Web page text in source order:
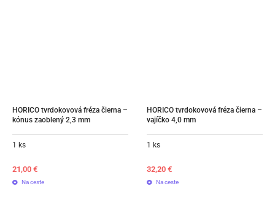
HORICO tvrdokovová fréza čierna –
kónus zaoblený 2,3 mm
1 ks
21,00 €
Na ceste
HORICO tvrdokovová fréza čierna –
vajíčko 4,0 mm
1 ks
32,20 €
Na ceste